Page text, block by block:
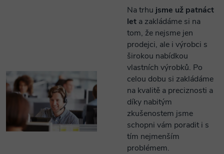
Na trhu jsme už patnáct
let a zakládáme si na
tom, že nejsme jen
prodejci, ale i výrobci s
širokou nabídkou
vlastních výrobků. Po
celou dobu si zakládáme
na kvalitě a preciznosti a
díky nabitým
zkušenostem jsme
schopni vám poradit i s
tím nejmenším
problémem.